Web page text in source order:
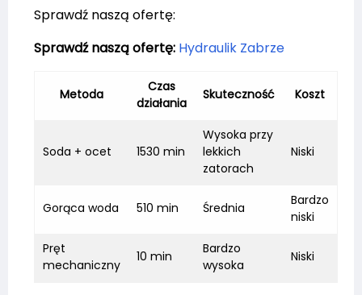
Sprawdź naszą ofertę:
Sprawdź naszą ofertę: Hydraulik Zabrze
Metoda
Czas
działania
Skuteczność Koszt
Soda + ocet 1530 min
Wysoka przy
lekkich
zatorach
Niski
Gorąca woda 510 min Średnia
Bardzo
niski
Pręt
mechaniczny
10 min
Bardzo
wysoka
Niski